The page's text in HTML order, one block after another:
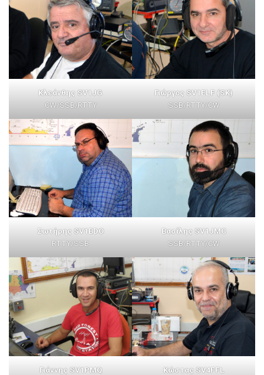
Κλεάνθης SV1JG
CW/SSB/RTTY
Γιώργος SV1ELF (SK)
SSB/RTTY/CW
Σωτήρης SV1BDO
RTTY/SSB
Βασίλης SV1JMC
SSB/RTTY/CW
Γιάννης SV1PMQ
Κώστας SV4FFL